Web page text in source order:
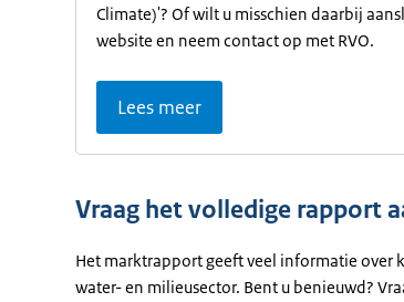
Climate)'? Of wilt u misschien daarbij
website en neem contact op met RVO.
Lees meer
Vraag het volledige rapport
Het marktrapport geeft veel informatie over
water- en milieusector. Bent u benieuwd?